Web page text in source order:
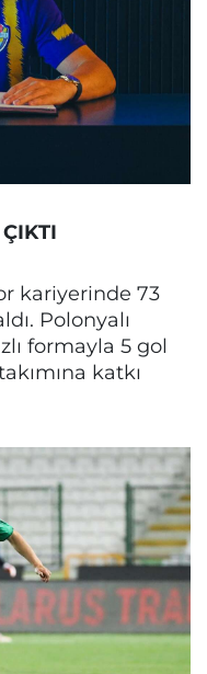
kariyerinde 73
Polonyalı
formayla 5 gol
katkı